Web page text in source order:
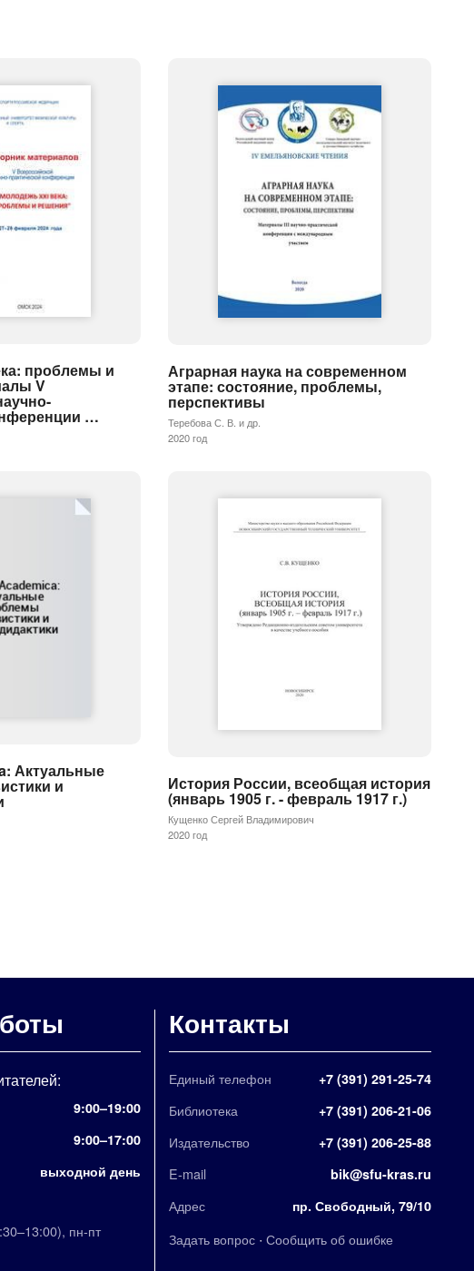
проблемы и
V
…
Аграрная наука на современном
этапе: состояние, проблемы,
перспективы
Теребова С. В. и др.
2020 год
Актуальные
и История России, всеобщая история
(январь 1905 г. - февраль 1917 г.)
Кущенко Сергей Владимирович
2020 год
9:00–19:00
9:00–17:00
выходной день
, пн-пт
Контакты
Единый телефон +7 (391) 291-25-74
Библиотека +7 (391) 206-21-06
Издательство +7 (391) 206-25-88
E-mail bik@sfu-kras.ru
Адрес пр. Свободный, 79/10
Задать вопрос · Сообщить об ошибке